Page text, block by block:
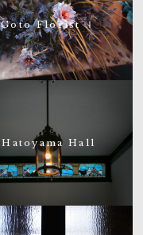
Goto Florist Ⅰ
Hatoyama Hall